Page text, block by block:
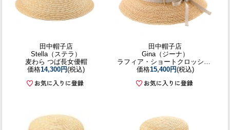
田中帽子店
Stella（ステラ）
麦わら つば長女優帽
価格14,300円(税込)
田中帽子店
Gina（ジーナ）
ラフィア・ショートクロッシェ／56.5cm 57.5cm
価格15,400円(税込)